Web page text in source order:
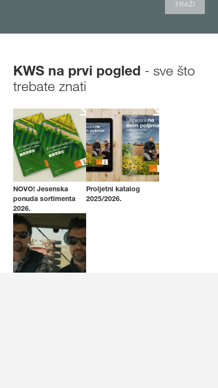
TRAŽI
KWS na prvi pogled - sve što
trebate znati
NOVO! Jesenska
ponuda sortimenta
2026.
Proljetni katalog
2025/2026.